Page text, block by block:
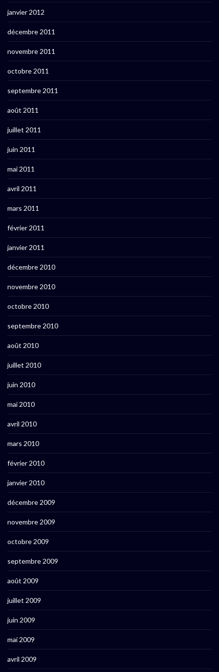
janvier 2012
décembre 2011
novembre 2011
octobre 2011
septembre 2011
août 2011
juillet 2011
juin 2011
mai 2011
avril 2011
mars 2011
février 2011
janvier 2011
décembre 2010
novembre 2010
octobre 2010
septembre 2010
août 2010
juillet 2010
juin 2010
mai 2010
avril 2010
mars 2010
février 2010
janvier 2010
décembre 2009
novembre 2009
octobre 2009
septembre 2009
août 2009
juillet 2009
juin 2009
mai 2009
avril 2009